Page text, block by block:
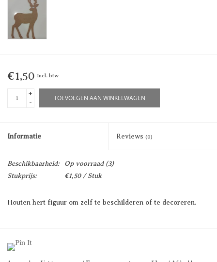
€1,50 Incl. btw
+
-
TOEVOEGEN AAN WINKELWAGEN
Informatie Reviews (0)
Beschikbaarheid: Op voorraad(3)
Stukprijs:
€1,50 / Stuk
Houten hert figuur om zelf te beschilderen of te decoreren.